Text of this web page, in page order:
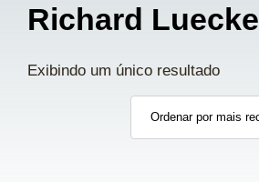
Richard Luecke
Exibindo um único resultado